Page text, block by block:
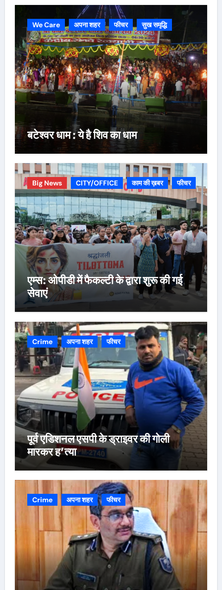
We Care अपना शहर फीचर सुख समृद्धि
बटेश्वर धाम : ये है शिव का धाम
Big News CITY/OFFICE काम की ख़बर फीचर
एम्स: ओपीडी में फैकल्टी के द्वारा शुरू की गई
सेवाएं
Crime अपना शहर फीचर
पूर्व एडिशनल एसपी के ड्राइवर की गोली
मारकर ह’त्या
Crime अपना शहर फीचर